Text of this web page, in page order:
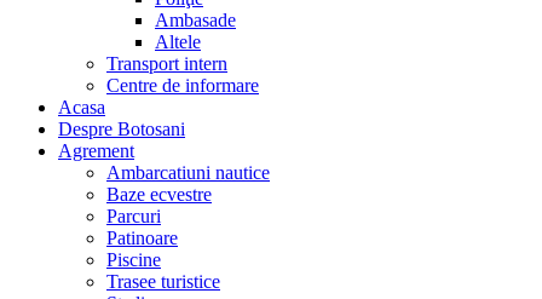
Ambasade
Altele
Transport intern
Centre de informare
Acasa
Despre Botosani
Agrement
Ambarcatiuni nautice
Baze ecvestre
Parcuri
Patinoare
Piscine
Trasee turistice